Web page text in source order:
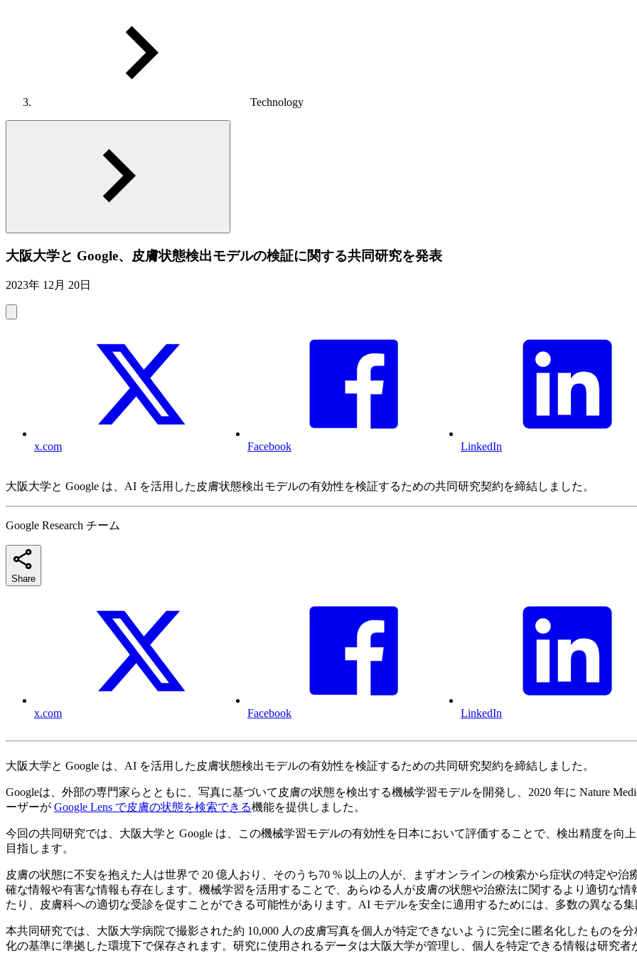
Technology
大阪大学と Google、皮膚状態検出モデルの検証に関する共同研究を発表
2023年 12月 20日
x.com Facebook LinkedIn
大阪大学と Google は、AI を活用した皮膚状態検出モデルの有効性を検証するための共同研究契約を締結しました。
Google Research チーム
Share
x.com Facebook LinkedIn
大阪大学と Google は、AI を活用した皮膚状態検出モデルの有効性を検証するための共同研究契約を締結しました。
Googleは、外部の専門家らとともに、写真に基づいて皮膚の状態を検出する機械学習モデルを開発し、2020 年に Nature
ーザーが Google Lens で皮膚の状態を検索できる機能を提供しました。
今回の共同研究では、大阪大学と Google は、この機械学習モデルの有効性を日本において評価することで、検出精度を向
目指します。
皮膚の状態に不安を抱えた人は世界で 20 億人おり、そのうち70 % 以上の人が、まずオンラインの検索から症状の特定や
確な情報や有害な情報も存在します。機械学習を活用することで、あらゆる人が皮膚の状態や治療法に関するより適切な
たり、皮膚科への適切な受診を促すことができる可能性があります。AI モデルを安全に適用するためには、多数の異なる
本共同研究では、大阪大学病院で撮影された約 10,000 人の皮膚写真を個人が特定できないように完全に匿名化したものを
化の基準に準拠した環境下で保存されます。研究に使用されるデータは大阪大学が管理し、個人を特定できる情報は研究